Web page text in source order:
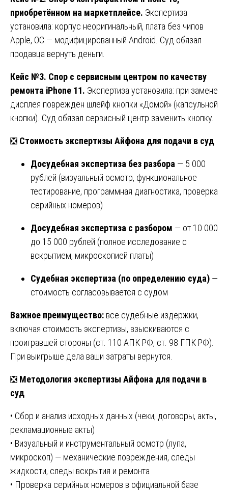
приобретённом на маркетплейсе. Экспертиза
установила: корпус неоригинальный, плата без чипов
Apple, ОС — модифицированный Android. Суд обязал
продавца вернуть деньги.
Кейс №3. Спор с сервисным центром по качеству
ремонта iPhone 11. Экспертиза установила: при замене
дисплея повреждён шлейф кнопки «Домой» (капсульной
кнопки). Суд обязал сервисный центр заменить кнопку.
❎ Стоимость экспертизы Айфона для подачи в суд
Досудебная экспертиза без разбора — 5 000
рублей (визуальный осмотр, функциональное
тестирование, программная диагностика, проверка
серийных номеров)
Досудебная экспертиза с разбором — от 10 000
до 15 000 рублей (полное исследование с
вскрытием, микроскопией платы)
Судебная экспертиза (по определению суда) —
стоимость согласовывается с судом
Важное преимущество: все судебные издержки,
включая стоимость экспертизы, взыскиваются с
проигравшей стороны (ст. 110 АПК РФ, ст. 98 ГПК РФ).
При выигрыше дела ваши затраты вернутся.
❎ Методология экспертизы Айфона для подачи в
суд
• Сбор и анализ исходных данных (чеки, договоры, акты,
рекламационные акты)
• Визуальный и инструментальный осмотр (лупа,
микроскоп) — механические повреждения, следы
жидкости, следы вскрытия и ремонта
• Проверка серийных номеров в официальной базе